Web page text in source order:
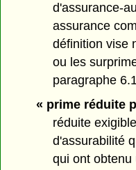
d'assurance-
assurance
définition vise
ou les
paragraphe
« prime réduite
réduite
d'assurabilité
qui ont